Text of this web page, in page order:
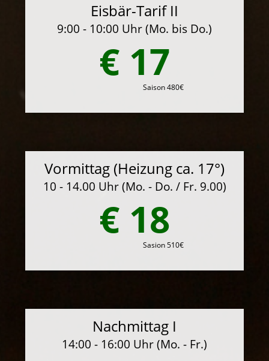
Eisbär-Tarif II
9:00 - 10:00 Uhr (Mo. bis Do.)
€ 17
Saison 480€
Vormittag (Heizung ca. 17°)
10 - 14.00 Uhr (Mo. - Do. / Fr. 9.00)
€ 18
Sasion 510€
Nachmittag I
14:00 - 16:00 Uhr (Mo. - Fr.)